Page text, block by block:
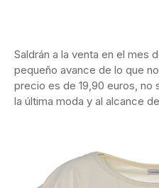
Saldrán a la venta en el mes
pequeño avance de lo que
precio es de 19,90 euros, no
la última moda y al alcance